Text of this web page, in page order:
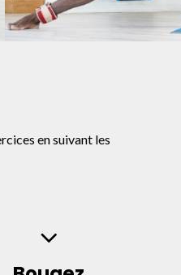
en suivant les